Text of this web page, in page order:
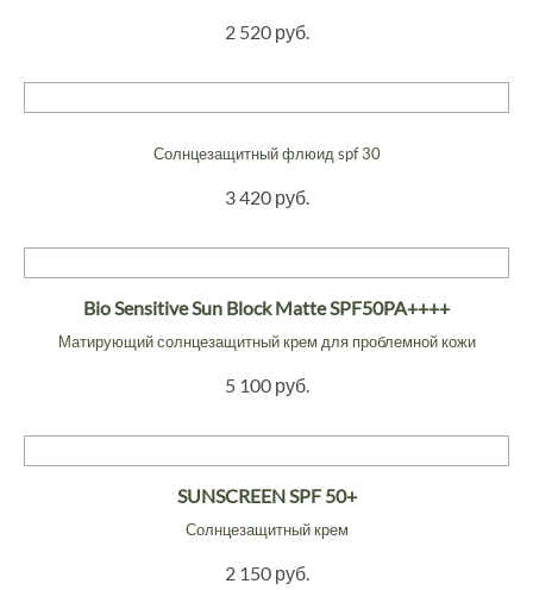
2 520 руб.
Солнцезащитный флюид spf 30
3 420 руб.
Bio Sensitive Sun Block Matte SPF50PA++++
Матирующий солнцезащитный крем для проблемной кожи
5 100 руб.
SUNSCREEN SPF 50+
Солнцезащитный крем
2 150 руб.